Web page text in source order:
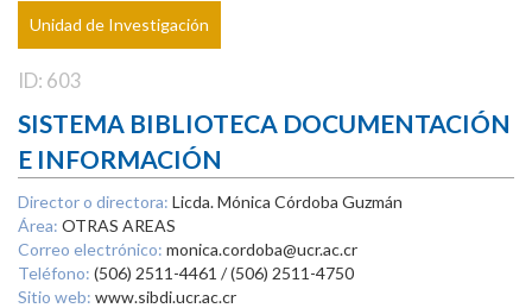
Unidad de Investigación
ID: 603
SISTEMA BIBLIOTECA DOCUMENTACIÓN
E INFORMACIÓN
Director o directora: Licda. Mónica Córdoba Guzmán
Área: OTRAS AREAS
Correo electrónico: monica.cordoba@ucr.ac.cr
Teléfono: (506) 2511-4461 / (506) 2511-4750
Sitio web: www.sibdi.ucr.ac.cr